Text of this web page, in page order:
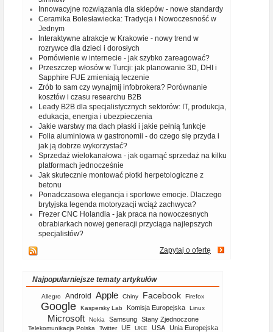
Innowacyjne rozwiązania dla sklepów - nowe standardy
Ceramika Bolesławiecka: Tradycja i Nowoczesność w
Jednym
Interaktywne atrakcje w Krakowie - nowy trend w
rozrywce dla dzieci i dorosłych
Pomówienie w internecie - jak szybko zareagować?
Przeszczep włosów w Turcji: jak planowanie 3D, DHI i
Sapphire FUE zmieniają leczenie
Zrób to sam czy wynajmij infobrokera? Porównanie
kosztów i czasu researchu B2B
Leady B2B dla specjalistycznych sektorów: IT, produkcja,
edukacja, energia i ubezpieczenia
Jakie warstwy ma dach płaski i jakie pełnią funkcje
Folia aluminiowa w gastronomii - do czego się przyda i
jak ją dobrze wykorzystać?
Sprzedaż wielokanałowa - jak ogarnąć sprzedaż na kilku
platformach jednocześnie
Jak skutecznie montować płotki herpetologiczne z
betonu
Ponadczasowa elegancja i sportowe emocje. Dlaczego
brytyjska legenda motoryzacji wciąż zachwyca?
Frezer CNC Holandia - jak praca na nowoczesnych
obrabiarkach nowej generacji przyciąga najlepszych
specjalistów?
Zapytaj o ofertę
Najpopularniejsze tematy artykułów
Allegro Android Apple Chiny Facebook Firefox
Google Kaspersky Lab Komisja Europejska Linux
Microsoft Nokia Samsung Stany Zjednoczone
Telekomunikacja Polska Twitter UE UKE USA Unia Europejska